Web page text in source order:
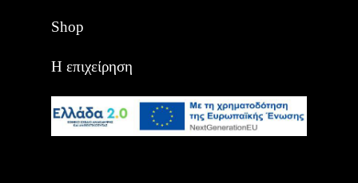
Shop
Η επιχείρηση